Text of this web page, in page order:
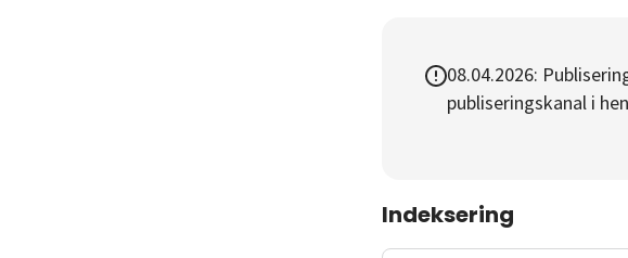
08.04.2026:
publiseringskanal i
Indeksering